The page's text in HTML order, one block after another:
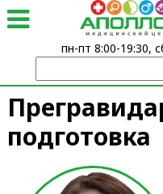
подготовка
пн-пт 8:00-19:30,